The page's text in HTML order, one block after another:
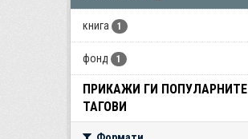
книга 1
фонд 1
ПРИКАЖИ ГИ ПОПУЛАРНИТЕ
ТАГОВИ